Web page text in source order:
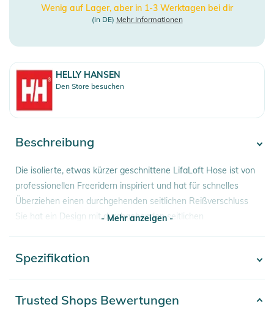
Wenig auf Lager, aber in 1-3 Werktagen bei dir
(in DE) Mehr Informationen
HELLY HANSEN
Den Store besuchen
Beschreibung
Die isolierte, etwas kürzer geschnittene LifaLoft Hose ist von
professionellen Freeridern inspiriert und hat für schnelles
Überziehen einen durchgehenden seitlichen Reißverschluss
Sie hat ein Design mit durchgehenden seitlichen
Hose getragen werden. Sie wurde ursprünglich von unseren
professionellen Freeride-Partnern inspiriert, die sich vor dem
Profi-Alpinskiläufern zu einem Favoriten geworden. Die
- Mehr anzeigen -
Spezifikation
Trusted Shops Bewertungen